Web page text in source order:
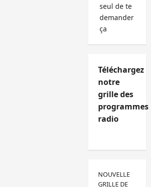
seul de te
demander
ça
Téléchargez
notre
grille des
programmes
radio
NOUVELLE
GRILLE DE